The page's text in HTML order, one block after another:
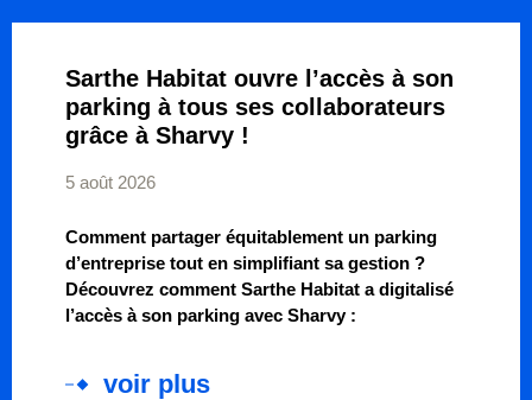
Sarthe Habitat ouvre l’accès à son
parking à tous ses collaborateurs
grâce à Sharvy !
5 août 2026
Comment partager équitablement un parking
d’entreprise tout en simplifiant sa gestion ?
Découvrez comment Sarthe Habitat a digitalisé
l’accès à son parking avec Sharvy :
voir plus